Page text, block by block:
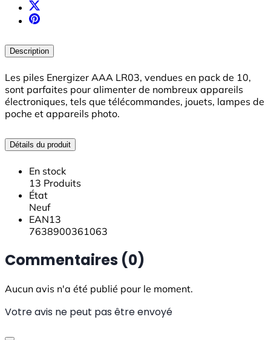
Description
Les piles Energizer AAA LR03, vendues en pack de 10,
sont parfaites pour alimenter de nombreux appareils
électroniques, tels que télécommandes, jouets, lampes de
poche et appareils photo.
Détails du produit
En stock
13 Produits
État
Neuf
EAN13
7638900361063
Commentaires (0)
Aucun avis n'a été publié pour le moment.
Votre avis ne peut pas être envoyé